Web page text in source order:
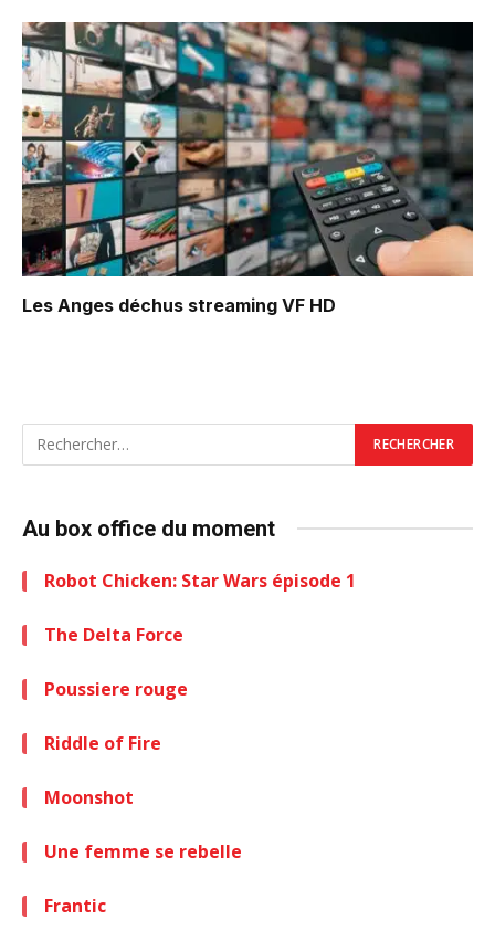
Les Anges déchus streaming VF HD
Au box office du moment
Robot Chicken: Star Wars épisode 1
The Delta Force
Poussiere rouge
Riddle of Fire
Moonshot
Une femme se rebelle
Frantic